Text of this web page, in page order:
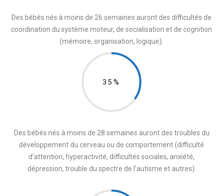
Des bébés nés à moins de 26 semaines auront des difficultés de
coordination du système moteur, de socialisation et de cognition
(mémoire, organisation, logique).
35%
Des bébés nés à moins de 28 semaines auront des troubles du
développement du cerveau ou de comportement (difficulté
d’attention, hyperactivité, difficultés sociales, anxiété,
dépression, trouble du spectre de l’autisme et autres).